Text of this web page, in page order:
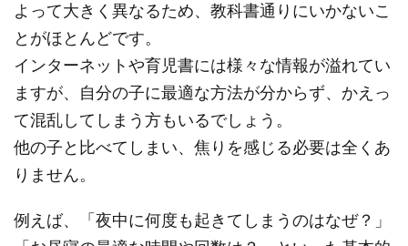
よって大きく異なるため、教科書通りにいかないこ
とがほとんどです。
インターネットや育児書には様々な情報が溢れてい
ますが、自分の子に最適な方法が分からず、かえっ
て混乱してしまう方もいるでしょう。
他の子と比べてしまい、焦りを感じる必要は全くあ
りません。
例えば、「夜中に何度も起きてしまうのはなぜ？」